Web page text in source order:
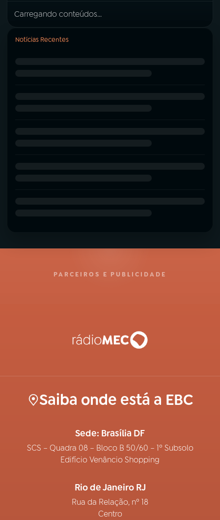
Carregando conteúdos...
Notícias Recentes
PARCEIROS E PUBLICIDADE
Saiba onde está a EBC
Sede: Brasília DF
SCS – Quadra 08 – Bloco B 50/60 – 1º Subsolo
Edifício Venâncio Shopping
Rio de Janeiro RJ
Rua da Relação, nº 18
Centro